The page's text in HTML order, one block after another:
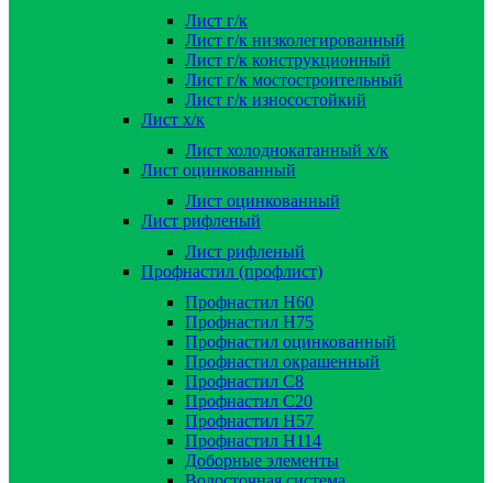
Лист г/к
Лист г/к низколегированный
Лист г/к конструкционный
Лист г/к мостостроительный
Лист г/к износостойкий
Лист х/к
Лист холоднокатанный х/к
Лист оцинкованный
Лист оцинкованный
Лист рифленый
Лист рифленый
Профнастил (профлист)
Профнастил Н60
Профнастил Н75
Профнастил оцинкованный
Профнастил окрашенный
Профнастил С8
Профнастил С20
Профнастил Н57
Профнастил Н114
Доборные элементы